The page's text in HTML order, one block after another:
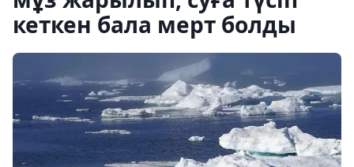
кеткен бала мерт болды